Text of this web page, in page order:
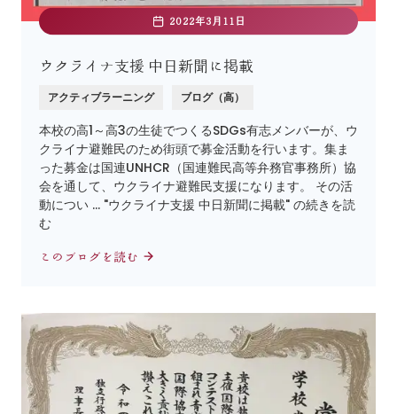
2022年3月11日
ウクライナ支援 中日新聞に掲載
アクティブラーニング ブログ（高）
本校の高1～高3の生徒でつくるSDGs有志メンバーが、ウ
クライナ避難民のため街頭で募金活動を行います。集ま
った募金は国連UNHCR（国連難民高等弁務官事務所）協
会を通して、ウクライナ避難民支援になります。 その活
動につい … "ウクライナ支援 中日新聞に掲載" の続きを読
む
このブログを読む